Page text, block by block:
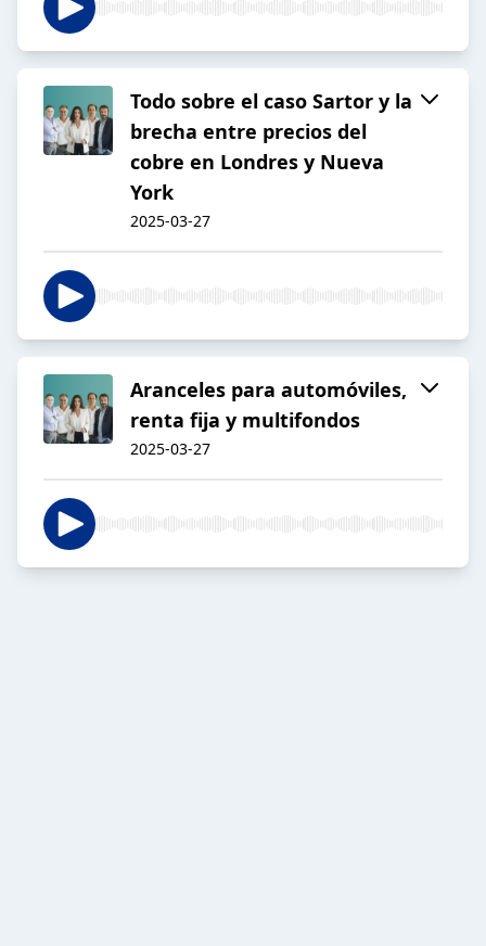
Todo sobre el caso Sartor y la
brecha entre precios del
cobre en Londres y Nueva
York
2025-03-27
Aranceles para automóviles,
renta fija y multifondos
2025-03-27